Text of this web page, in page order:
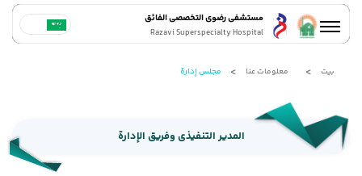
مستشفى رضوي التخصصي الفائق
Razavi Superspecialty Hospital
بيت معلومات عنا مجلس إدارة
المدیر التنفیذی وفریق الإدارة